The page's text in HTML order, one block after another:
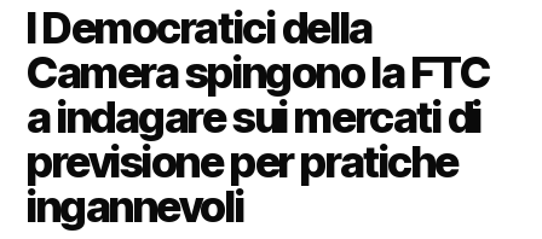
I Democratici della
Camera spingono la FTC
a indagare sui mercati di
previsione per pratiche
ingannevoli